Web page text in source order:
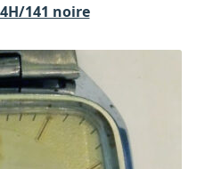
141 noire